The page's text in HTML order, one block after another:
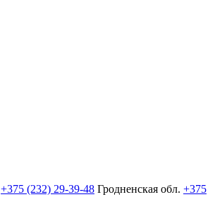
+375 (232) 29-39-48 Гродненская обл. +375